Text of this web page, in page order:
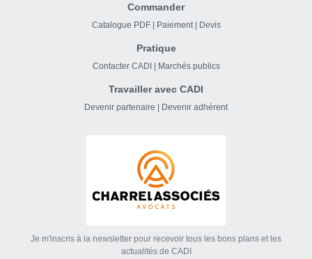
Commander
Catalogue PDF | Paiement | Devis
Pratique
Contacter CADI | Marchés publics
Travailler avec CADI
Devenir partenaire | Devenir adhérent
Je m'inscris à la newsletter pour recevoir tous les bons plans et les
actualités de CADI